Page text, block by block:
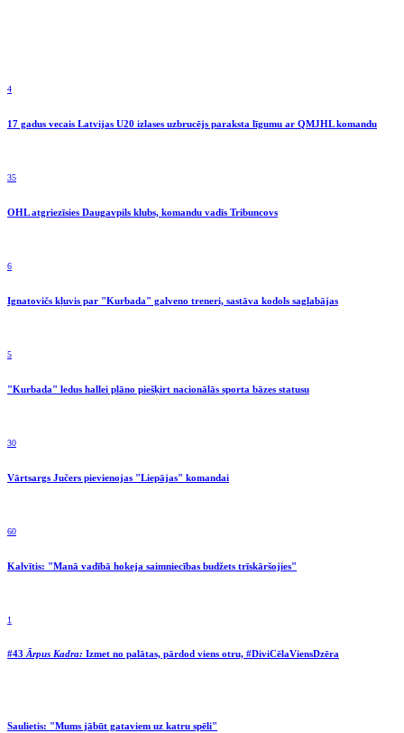
4
17 gadus vecais Latvijas U20 izlases uzbrucējs paraksta līgumu ar QMJHL komandu
35
OHL atgriezīsies Daugavpils klubs, komandu vadīs Tribuncovs
6
Ignatovičs kļuvis par "Kurbada" galveno treneri, sastāva kodols saglabājas
5
"Kurbada" ledus hallei plāno piešķirt nacionālās sporta bāzes statusu
30
Vārtsargs Jučers pievienojas "Liepājas" komandai
60
Kalvītis: "Manā vadībā hokeja saimniecības budžets trīskāršojies"
1
#43Ārpus Kadra: Izmet no palātas, pārdod viens otru, #DiviCēlaViensDzēra
Saulietis: "Mums jābūt gataviem uz katru spēli"